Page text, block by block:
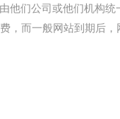
他们公司或他们机构统
，而一般网站到期后